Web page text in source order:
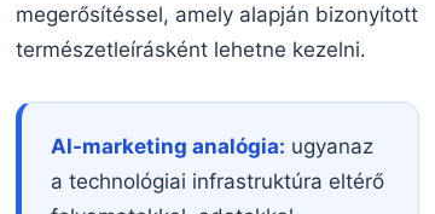
megerősítéssel, amely alapján bizonyított
természetleírásként lehetne kezelni.
AI-marketing analógia: ugyanaz
a technológiai infrastruktúra eltérő